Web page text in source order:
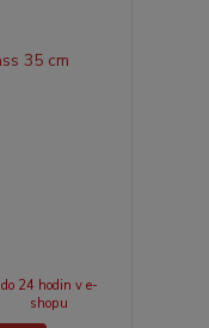
do 24 hodin v e-
shopu